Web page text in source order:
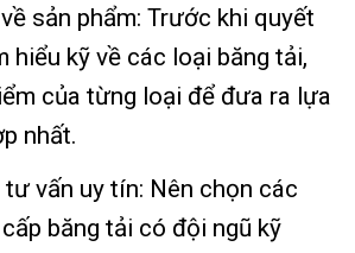
sản phẩm: Trước khi quyết
hiểu kỹ về các loại băng tải,
của từng loại để đưa ra lựa
nhất.
tư vấn uy tín: Nên chọn các
băng tải có đội ngũ kỹ